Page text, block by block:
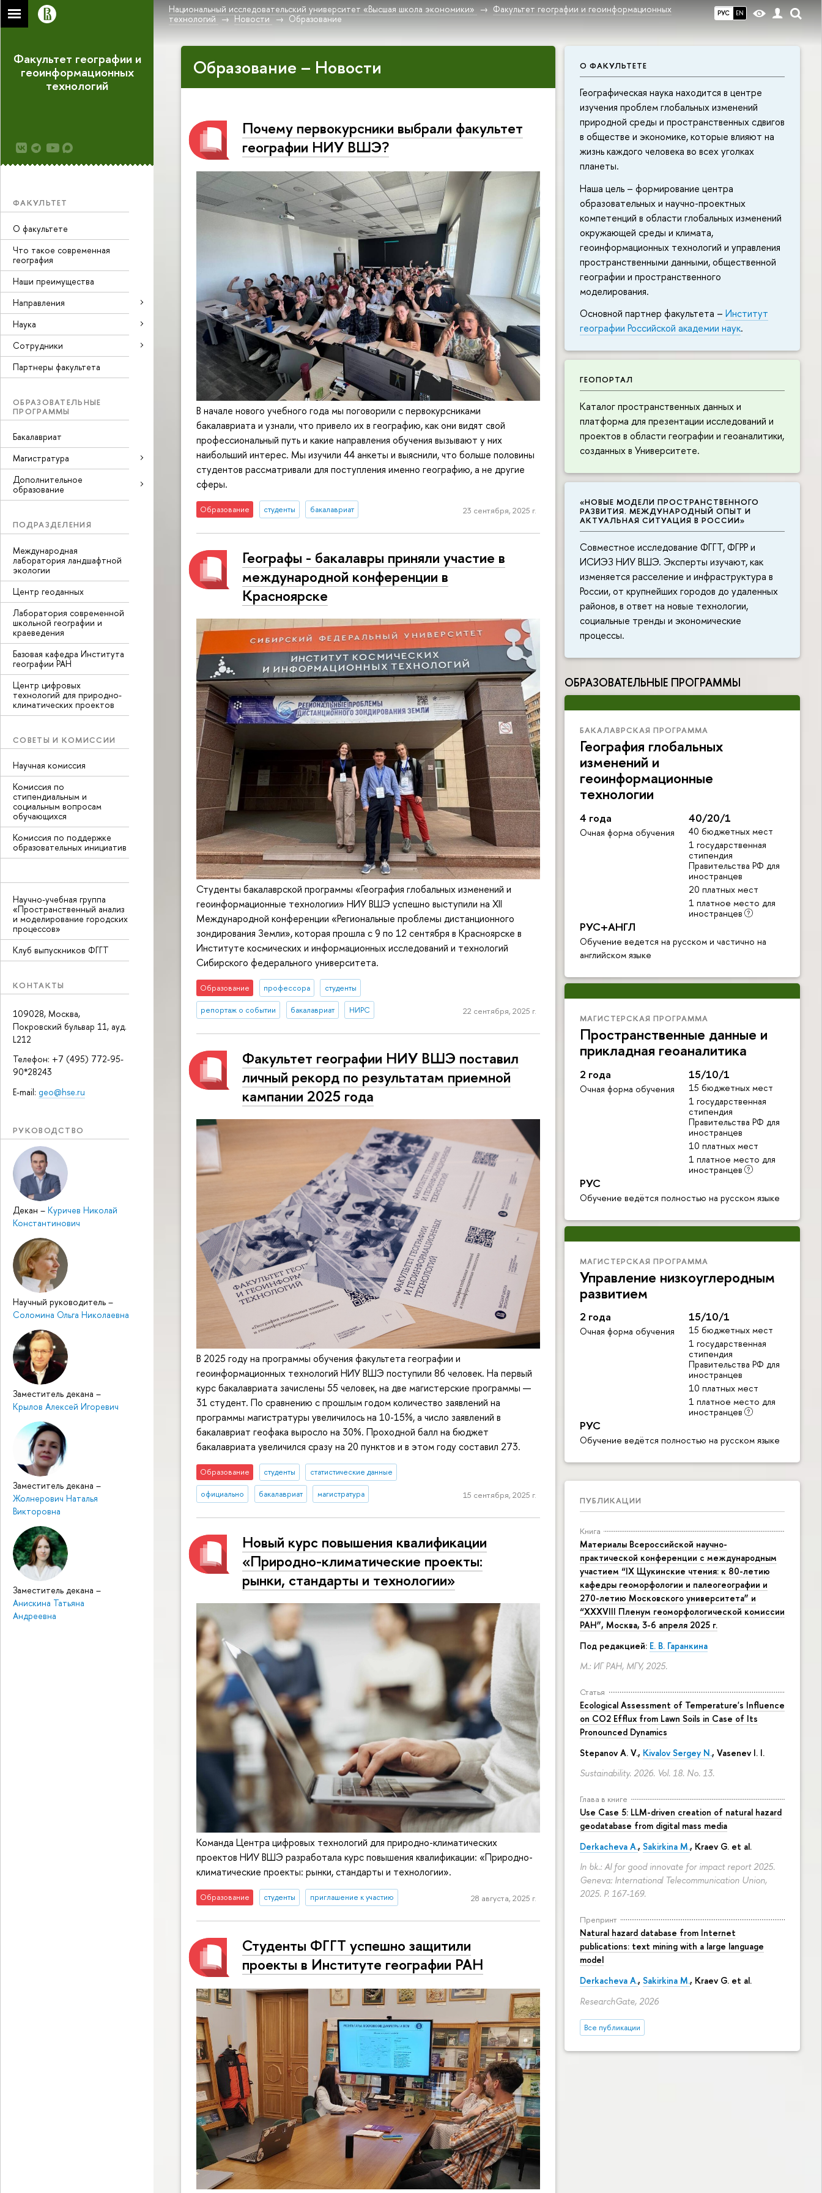
РУС EN
Национальный исследовательский университет «Высшая школа экономики»
Факультет географии и геоинформационных
технологий
Новости Образование
Факультет географии и
геоинформационных
технологий
ФАКУЛЬТЕТ
О факультете
Что такое современная
география
Наши преимущества
Направления
Наука
Cотрудники
Партнеры факультета
ОБРАЗОВАТЕЛЬНЫЕ
ПРОГРАММЫ
Бакалавриат
Магистратура
Дополнительное
образование
ПОДРАЗДЕЛЕНИЯ
Международная
лаборатория ландшафтной
экологии
Центр геоданных
Лаборатория современной
школьной географии и
краеведения
Базовая кафедра Института
географии РАН
Центр цифровых
технологий для природно-
климатических проектов
СОВЕТЫ И КОМИССИИ
Научная комиссия
Комиссия по
стипендиальным и
социальным вопросам
обучающихся
Комиссия по поддержке
образовательных инициатив
Научно-учебная группа
«Пространственный анализ
и моделирование городских
процессов»
Клуб выпускников ФГГТ
КОНТАКТЫ
109028, Москва,
Покровский бульвар 11, ауд.
L212
Телефон: +7 (495) 772-95-
90*28243
E-mail: geo@hse.ru
РУКОВОДСТВО
Декан – Куричев Николай
Константинович
Научный руководитель –
Соломина Ольга Николаевна
Заместитель декана –
Крылов Алексей Игоревич
Заместитель декана –
Жолнерович Наталья
Викторовна
Заместитель декана –
Анискина Татьяна
Андреевна
О ФАКУЛЬТЕТЕ
Географическая наука находится в центре
изучения проблем глобальных изменений
природной среды и пространственных сдвигов
в обществе и экономике, которые влияют на
жизнь каждого человека во всех уголках
планеты.
Наша цель – формирование центра
образовательных и научно-проектных
компетенций в области глобальных изменений
окружающей среды и климата,
геоинформационных технологий и управления
пространственными данными, общественной
географии и пространственного
моделирования.
Основной партнер факультета – Институт
географии Российской академии наук.
ГЕОПОРТАЛ
Каталог пространственных данных и
платформа для презентации исследований и
проектов в области географии и геоаналитики,
созданных в Университете.
«НОВЫЕ МОДЕЛИ ПРОСТРАНСТВЕННОГО
РАЗВИТИЯ. МЕЖДУНАРОДНЫЙ ОПЫТ И
АКТУАЛЬНАЯ СИТУАЦИЯ В РОССИИ»
Совместное исследование ФГГТ, ФГРР и
ИСИЭЗ НИУ ВШЭ. Эксперты изучают, как
изменяется расселение и инфраструктура в
России, от крупнейших городов до удаленных
районов, в ответ на новые технологии,
социальные тренды и экономические
процессы.
ОБРАЗОВАТЕЛЬНЫЕ ПРОГРАММЫ
БАКАЛАВРСКАЯ ПРОГРАММА
География глобальных
изменений и
геоинформационные
технологии
4 года
Очная форма обучения
40/20/1
40 бюджетных мест
1 государственная
стипендия
Правительства РФ для
иностранцев
20 платных мест
1 платное место для
иностранцев
РУС+АНГЛ
Обучение ведется на русском и частично на
английском языке
МАГИСТЕРСКАЯ ПРОГРАММА
Пространственные данные и
прикладная геоаналитика
2 года
Очная форма обучения
15/10/1
15 бюджетных мест
1 государственная
стипендия
Правительства РФ для
иностранцев
10 платных мест
1 платное место для
иностранцев
РУС
Обучение ведётся полностью на русском языке
МАГИСТЕРСКАЯ ПРОГРАММА
Управление низкоуглеродным
развитием
2 года
Очная форма обучения
15/10/1
15 бюджетных мест
1 государственная
стипендия
Правительства РФ для
иностранцев
10 платных мест
1 платное место для
иностранцев
РУС
Обучение ведётся полностью на русском языке
ПУБЛИКАЦИИ
Книга
Материалы Всероссийской научно-
практической конференции с международным
участием “IX Щукинские чтения: к 80-летию
кафедры геоморфологии и палеогеографии и
270-летию Московского университета” и
“XXXVIII Пленум геоморфологической комиссии
РАН”, Москва, 3-6 апреля 2025 г.
Под редакцией: Е. В. Гаранкина
М.: ИГ РАН, МГУ, 2025.
Статья
Ecological Assessment of Temperature's Influence
on CO2 Efflux from Lawn Soils in Case of Its
Pronounced Dynamics
Stepanov A. V., Kivalov Sergey N., Vasenev I. I.
Sustainability. 2026. Vol. 18. No. 13.
Глава в книге
Use Case 5: LLM-driven creation of natural hazard
geodatabase from digital mass media
Derkacheva A., Sakirkina M., Kraev G. et al.
In bk.: AI for good innovate for impact report 2025.
Geneva: International Telecommunication Union,
2025. P. 167-169.
Препринт
Natural hazard database from Internet
publications: text mining with a large language
model
Derkacheva A., Sakirkina M., Kraev G. et al.
ResearchGate, 2026
Все публикации
Образование – Новости
Почему первокурсники выбрали факультет
географии НИУ ВШЭ?
В начале нового учебного года мы поговорили с первокурсниками
бакалавриата и узнали, что привело их в географию, как они видят свой
профессиональный путь и какие направления обучения вызывают у них
наибольший интерес. Мы изучили 44 анкеты и выяснили, что больше половины
студентов рассматривали для поступления именно географию, а не другие
сферы.
Образование студенты бакалавриат 23 сентября, 2025 г.
Географы - бакалавры приняли участие в
международной конференции в
Красноярске
Студенты бакалаврской программы «География глобальных изменений и
геоинформационные технологии» НИУ ВШЭ успешно выступили на XII
Международной конференции «Региональные проблемы дистанционного
зондирования Земли», которая прошла с 9 по 12 сентября в Красноярске в
Институте космических и информационных исследований и технологий
Сибирского федерального университета.
Образование профессора студенты
репортаж о событии бакалавриат НИРС 22 сентября, 2025 г.
Факультет географии НИУ ВШЭ поставил
личный рекорд по результатам приемной
кампании 2025 года
В 2025 году на программы обучения факультета географии и
геоинформационных технологий НИУ ВШЭ поступили 86 человек. На первый
курс бакалавриата зачислены 55 человек, на две магистерские программы —
31 студент. По сравнению с прошлым годом количество заявлений на
программы магистратуры увеличилось на 10-15%, а число заявлений в
бакалавриат геофака выросло на 30%. Проходной балл на бюджет
бакалавриата увеличился сразу на 20 пунктов и в этом году составил 273.
Образование студенты статистические данные
официально бакалавриат магистратура 15 сентября, 2025 г.
Новый курс повышения квалификации
«Природно-климатические проекты:
рынки, стандарты и технологии»
Команда Центра цифровых технологий для природно-климатических
проектов НИУ ВШЭ разработала курс повышения квалификации: «Природно-
климатические проекты: рынки, стандарты и технологии».
Образование студенты приглашение к участию 28 августа, 2025 г.
Студенты ФГГТ успешно защитили
проекты в Институте географии РАН